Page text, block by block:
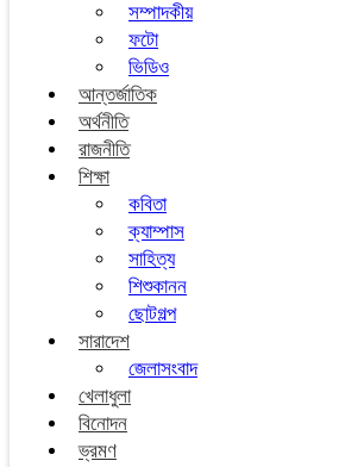
সম্পাদকীয়
ফটো
ভিডিও
আন্তর্জাতিক
অর্থনীতি
রাজনীতি
শিক্ষা
কবিতা
ক্যাম্পাস
সাহিত্য
শিশুকানন
ছোটগল্প
সারাদেশ
জেলাসংবাদ
খেলাধুলা
বিনোদন
ভ্রমণ